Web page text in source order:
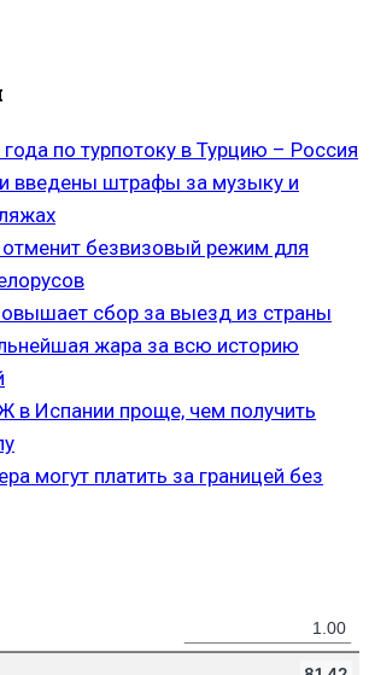
по турпотоку в Турцию – Россия
введены штрафы за музыку и
отменит безвизовый режим для
сбор за выезд из страны
жара за всю историю
в Испании проще, чем получить
могут платить за границей без